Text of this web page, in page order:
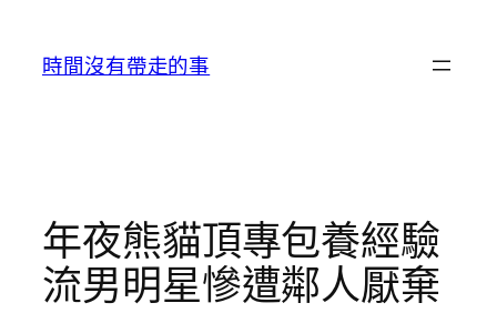
時間沒有帶走的事
年夜熊貓頂專包養經驗
流男明星慘遭鄰人厭棄